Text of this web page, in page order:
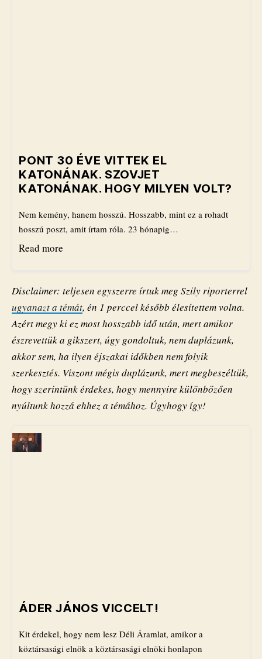
PONT 30 ÉVE VITTEK EL
KATONÁNAK. SZOVJET
KATONÁNAK. HOGY MILYEN VOLT?
Nem kemény, hanem hosszú. Hosszabb, mint ez a rohadt
hosszú poszt, amit írtam róla. 23 hónapig…
Read more
Disclaimer: teljesen egyszerre írtuk meg Szily riporterrel
ugyanazt a témát, én 1 perccel később élesítettem volna.
Azért megy ki ez most hosszabb idő után, mert amikor
észrevettük a gikszert, úgy gondoltuk, nem duplázunk,
akkor sem, ha ilyen éjszakai időkben nem folyik
szerkesztés. Viszont mégis duplázunk, mert megbeszéltük,
hogy szerintünk érdekes, hogy mennyire különbözően
nyúltunk hozzá ehhez a témához. Úgyhogy így!
​ÁDER JÁNOS VICCELT!
Kit érdekel, hogy nem lesz Déli Áramlat, amikor a
köztársasági elnök a köztársasági elnöki honlapon